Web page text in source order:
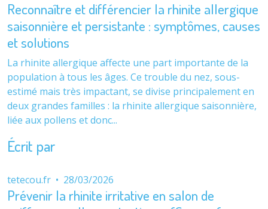
Reconnaître et différencier la rhinite allergique
saisonnière et persistante : symptômes, causes
et solutions
La rhinite allergique affecte une part importante de la
population à tous les âges. Ce trouble du nez, sous-
estimé mais très impactant, se divise principalement en
deux grandes familles : la rhinite allergique saisonnière,
liée aux pollens et donc...
Écrit par
tetecou.fr • 28/03/2026
Prévenir la rhinite irritative en salon de